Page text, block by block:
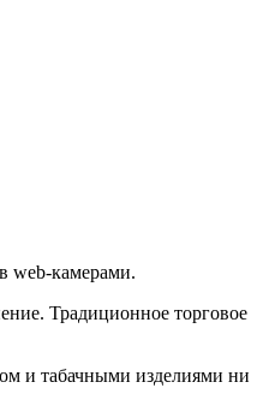
web-камерами.
Традиционное торговое
и табачными изделиями ни